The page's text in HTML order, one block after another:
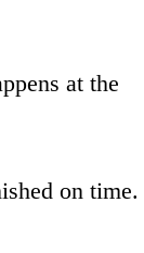
at the
on time.